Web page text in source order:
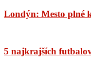
Londýn: Mesto plné
5 najkrajších